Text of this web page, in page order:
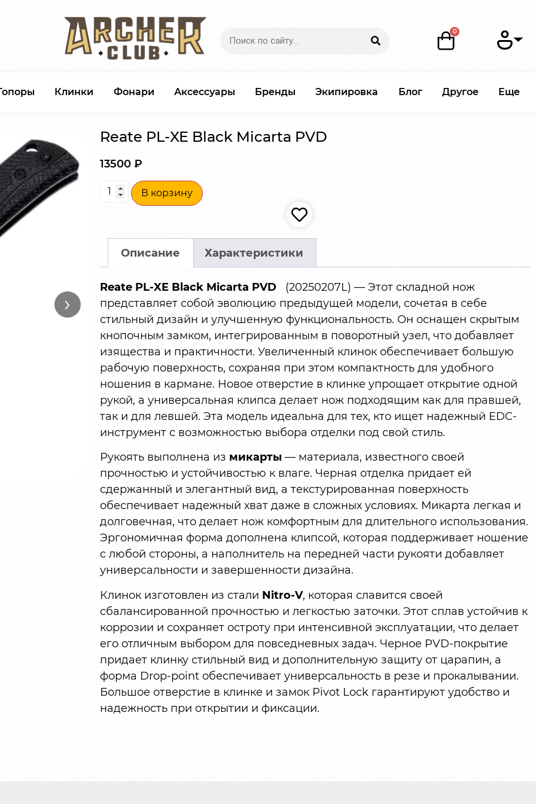
Клинки Фонари Аксессуары Бренды Экипировка Блог Другое Еще
›
Reate PL-XE Black Micarta PVD
13500 ₽
В корзину
Описание Характеристики
Reate PL-XE Black Micarta PVD (20250207L) — Этот складной нож
представляет собой эволюцию предыдущей модели, сочетая в себе
стильный дизайн и улучшенную функциональность. Он оснащен скрытым
кнопочным замком, интегрированным в поворотный узел, что добавляет
изящества и практичности. Увеличенный клинок обеспечивает большую
рабочую поверхность, сохраняя при этом компактность для удобного
ношения в кармане. Новое отверстие в клинке упрощает открытие одной
рукой, а универсальная клипса делает нож подходящим как для правшей,
так и для левшей. Эта модель идеальна для тех, кто ищет надежный EDC-
инструмент с возможностью выбора отделки под свой стиль.
Рукоять выполнена из микарты— материала, известного своей
прочностью и устойчивостью к влаге. Черная отделка придает ей
сдержанный и элегантный вид, а текстурированная поверхность
обеспечивает надежный хват даже в сложных условиях. Микарта легкая и
долговечная, что делает нож комфортным для длительного использования.
Эргономичная форма дополнена клипсой, которая поддерживает ношение
с любой стороны, а наполнитель на передней части рукояти добавляет
универсальности и завершенности дизайна.
Клинок изготовлен из стали Nitro-V, которая славится своей
сбалансированной прочностью и легкостью заточки. Этот сплав устойчив к
коррозии и сохраняет остроту при интенсивной эксплуатации, что делает
его отличным выбором для повседневных задач. Черное PVD-покрытие
придает клинку стильный вид и дополнительную защиту от царапин, а
форма Drop-point обеспечивает универсальность в резе и прокалывании.
Большое отверстие в клинке и замок Pivot Lock гарантируют удобство и
надежность при открытии и фиксации.